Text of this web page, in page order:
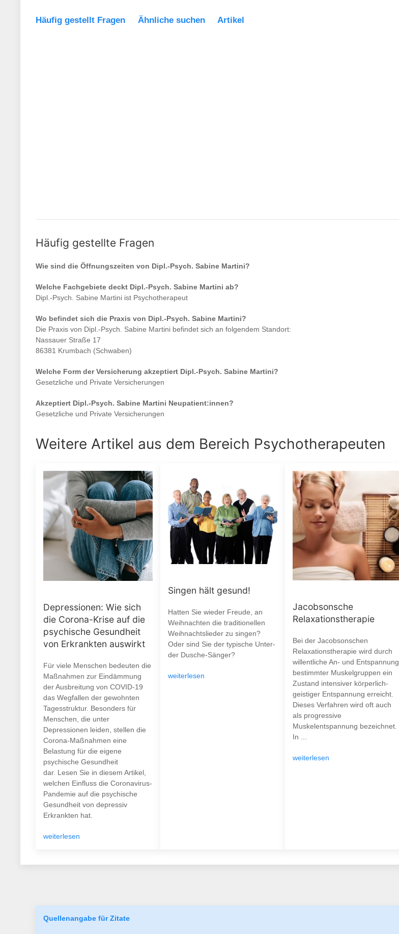
Häufig gestellt Fragen Ähnliche suchen Artikel
Häufig gestellte Fragen
Wie sind die Öffnungszeiten von Dipl.-Psych. Sabine Martini?
Welche Fachgebiete deckt Dipl.-Psych. Sabine Martini ab?
Dipl.-Psych. Sabine Martini ist Psychotherapeut
Wo befindet sich die Praxis von Dipl.-Psych. Sabine Martini?
Die Praxis von Dipl.-Psych. Sabine Martini befindet sich an folgendem Standort:
Nassauer Straße 17
86381 Krumbach (Schwaben)
Welche Form der Versicherung akzeptiert Dipl.-Psych. Sabine Martini?
Gesetzliche und Private Versicherungen
Akzeptiert Dipl.-Psych. Sabine Martini Neupatient:innen?
Gesetzliche und Private Versicherungen
Weitere Artikel aus dem Bereich Psychotherapeuten
Depressionen: Wie sich
die Corona-Krise auf die
psychische Gesundheit
von Erkrankten auswirkt
Für viele Menschen bedeuten die
Maßnahmen zur Eindämmung
der Ausbreitung von COVID-19
das Wegfallen der gewohnten
Tagesstruktur. Besonders für
Menschen, die unter
Depressionen leiden, stellen die
Corona-Maßnahmen eine
Belastung für die eigene
psychische Gesundheit
dar. Lesen Sie in diesem Artikel,
welchen Einfluss die Coronavirus-
Pandemie auf die psychische
Gesundheit von depressiv
Erkrankten hat.
weiterlesen
Singen hält gesund!
Hatten Sie wieder Freude, an
Weihnachten die traditionellen
Weihnachtslieder zu singen?
Oder sind Sie der typische Unter-
der Dusche-Sänger?
weiterlesen
Jacobsonsche
Relaxationstherapie
Bei der Jacobsonschen
Relaxationstherapie wird durch
willentliche An- und Entspannung
bestimmter Muskelgruppen ein
Zustand intensiver körperlich-
geistiger Entspannung erreicht.
Dieses Verfahren wird oft auch
als progressive
Muskelentspannung bezeichnet.
In ...
weiterlesen
Quellenangabe für Zitate